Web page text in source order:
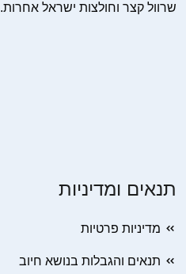
שרוול קצר וחולצות ישראל אחרות.
תנאים ומדיניות
מדיניות פרטיות
תנאים והגבלות בנושא חיוב